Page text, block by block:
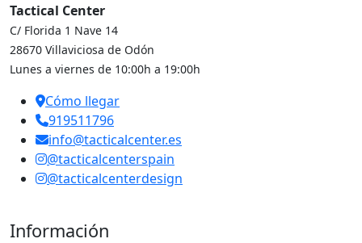
Tactical Center
C/ Florida 1 Nave 14
28670 Villaviciosa de Odón
Lunes a viernes de 10:00h a 19:00h
Cómo llegar
919511796
info@tacticalcenter.es
@tacticalcenterspain
@tacticalcenterdesign
Información